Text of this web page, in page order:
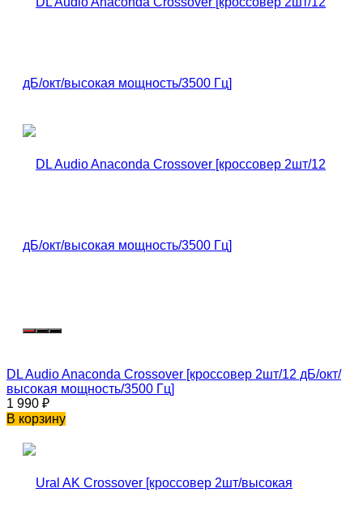
DL Audio Anaconda Crossover [кроссовер 2шт/12 дБ/окт/
высокая мощность/3500 Гц]
1 990 ₽
В корзину